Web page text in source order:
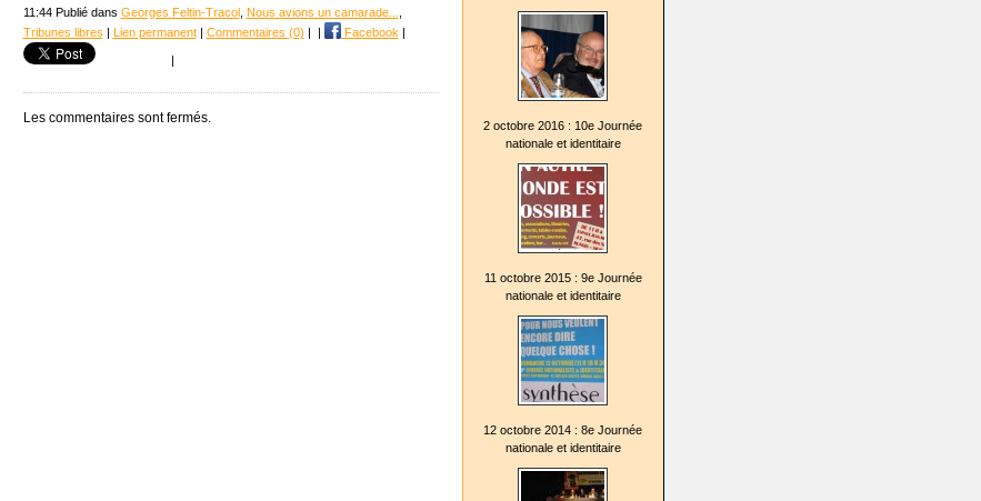
2 octobre 2016 : 10e Journée
nationale et identitaire
11 octobre 2015 : 9e Journée
nationale et identitaire
12 octobre 2014 : 8e Journée
nationale et identitaire
11:44 Publié dans Georges Feltin-Tracol Nous avions un camarade...
Tribunes libres
Lien permanent| Commentaires (0) Facebook
Les commentaires sont fermés.